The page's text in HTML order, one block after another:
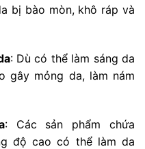
bị bào mòn, khô ráp và
: Dù có thể làm sáng da
gây mỏng da, làm nám
: Các sản phẩm chứa
độ cao có thể làm da